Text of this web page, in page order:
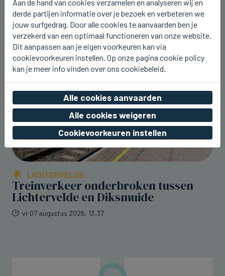
LICHTERVELDE
Treinverkeer onderbroken tussen
Lichtervelde en Diksmuide
vr 07 augustus 2026, 13:37
Aan de hand van cookies verzamelen en analyseren wij en
derde partijen informatie over je bezoek en verbeteren we
jouw surfgedrag. Door alle cookies te aanvaarden ben je
verzekerd van een optimaal functioneren van onze website.
Dit aanpassen aan je eigen voorkeuren kan via
cookievoorkeuren instellen. Op onze pagina cookie policy
kan je meer info vinden over ons cookiebeleid.
Alle cookies aanvaarden
Alle cookies weigeren
Cookievoorkeuren instellen